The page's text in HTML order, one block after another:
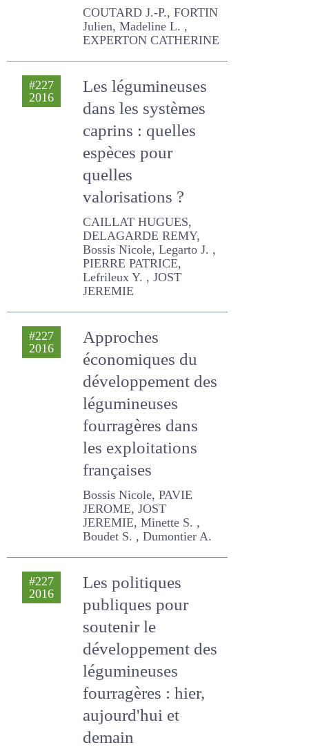
COUTARD J.-P., FORTIN
Julien, Madeline L. ,
EXPERTON CATHERINE
#227
2016
Les légumineuses
dans les systèmes
caprins : quelles
espèces pour
quelles
valorisations ?
CAILLAT HUGUES,
DELAGARDE REMY, Bossis
Nicole, Legarto J. , PIERRE
PATRICE, Lefrileux Y. , JOST
JEREMIE
#227
2016
économiques du
développement
des légumineuses
fourragères dans
les exploitations
françaises
Bossis Nicole, PAVIE
JEROME, JOST JEREMIE,
Minette S. , Boudet S. ,
Dumontier A.
#227
2016
publiques pour
soutenir le
développement
des légumineuses
fourragères : hier,
aujourd'hui et
demain